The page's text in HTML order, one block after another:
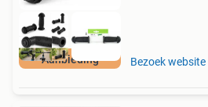
Aanbieding Bezoek website